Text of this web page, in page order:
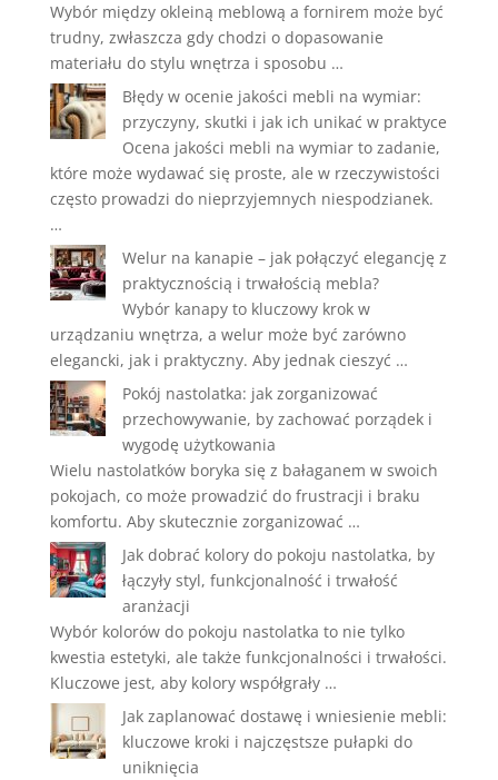
Wybór między okleiną meblową a fornirem może być
trudny, zwłaszcza gdy chodzi o dopasowanie
materiału do stylu wnętrza i sposobu …
Błędy w ocenie jakości mebli na wymiar:
przyczyny, skutki i jak ich unikać w praktyce
Ocena jakości mebli na wymiar to zadanie,
które może wydawać się proste, ale w rzeczywistości
często prowadzi do nieprzyjemnych niespodzianek.
…
Welur na kanapie – jak połączyć elegancję z
praktycznością i trwałością mebla?
Wybór kanapy to kluczowy krok w
urządzaniu wnętrza, a welur może być zarówno
elegancki, jak i praktyczny. Aby jednak cieszyć …
Pokój nastolatka: jak zorganizować
przechowywanie, by zachować porządek i
wygodę użytkowania
Wielu nastolatków boryka się z bałaganem w swoich
pokojach, co może prowadzić do frustracji i braku
komfortu. Aby skutecznie zorganizować …
Jak dobrać kolory do pokoju nastolatka, by
łączyły styl, funkcjonalność i trwałość
aranżacji
Wybór kolorów do pokoju nastolatka to nie tylko
kwestia estetyki, ale także funkcjonalności i trwałości.
Kluczowe jest, aby kolory współgrały …
Jak zaplanować dostawę i wniesienie mebli:
kluczowe kroki i najczęstsze pułapki do
uniknięcia